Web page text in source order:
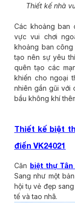
Thiết kế nhà
Các khoảng ban
vực vui chơi
khoảng ban
tạo nên sự yêu
quên tạo các
khiến cho ngoại
nhiên gần gũi với
bầu không khí
Thiết kế biệt
điển VK24021
Căn biệt thự Tân
Sang như một
hội tụ vẻ đẹp
tế và tao nhã.